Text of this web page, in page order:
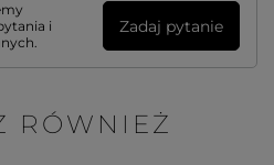
i
Zadaj pytanie
RÓWNIEŻ